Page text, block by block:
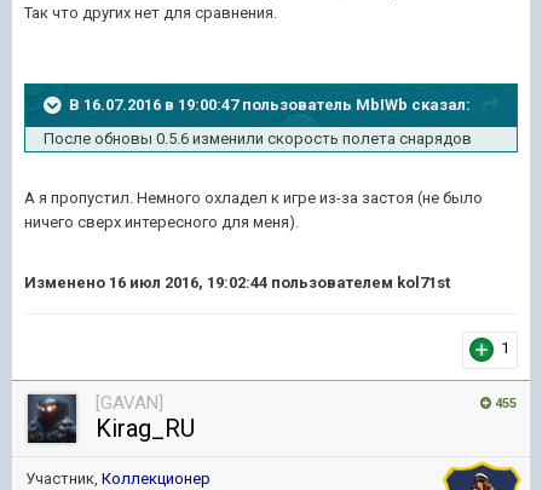
Так что других нет для сравнения.
В 16.07.2016 в 19:00:47 пользователь MbIWb сказал:
После обновы 0.5.6 изменили скорость полета снарядов
А я пропустил. Немного охладел к игре из-за застоя (не было
ничего сверх интересного для меня).
Изменено 16 июл 2016, 19:02:44 пользователем kol71st
1
455
[GAVAN]
Kirag_RU
Участник, Коллекционер